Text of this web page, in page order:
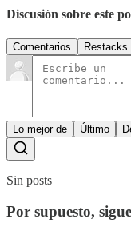
Discusión sobre este
Comentarios Restacks
Lo mejor de Último
Sin posts
Por supuesto,